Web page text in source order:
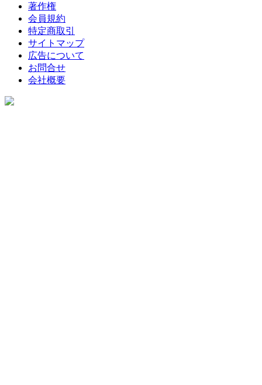
著作権
会員規約
特定商取引
サイトマップ
広告について
お問合せ
会社概要